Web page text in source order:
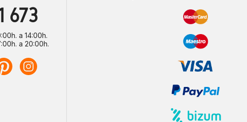
673
a 14:00h.
a 20:00h.